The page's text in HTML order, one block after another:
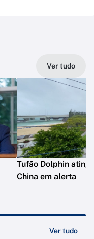
Ver tudo
Tufão Dolphin
China em alerta
Ver tudo